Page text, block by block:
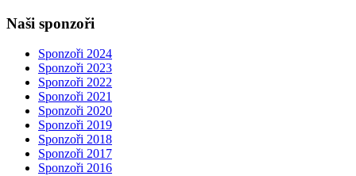
Naši sponzoři
Sponzoři 2024
Sponzoři 2023
Sponzoři 2022
Sponzoři 2021
Sponzoři 2020
Sponzoři 2019
Sponzoři 2018
Sponzoři 2017
Sponzoři 2016